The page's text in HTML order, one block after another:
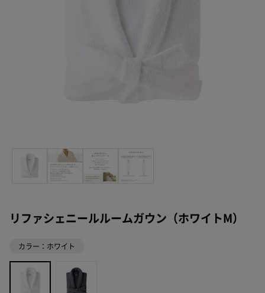
リファシェニールルームガウン（ホワイトM）
カラー：ホワイト